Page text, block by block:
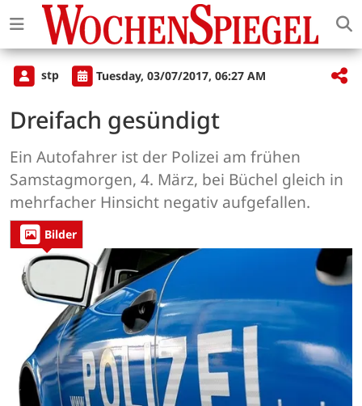
stp Tuesday, 03/07/2017, 06:27 AM
Dreifach gesündigt
Ein Autofahrer ist der Polizei am frühen
Samstagmorgen, 4. März, bei Büchel gleich in
mehrfacher Hinsicht negativ aufgefallen.
Bilder